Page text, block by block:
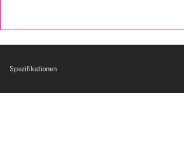
Spezifikationen